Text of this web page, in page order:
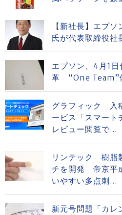
【新社長】エプ
氏が代表取締役
エプソン、4月1
革 “One Team”
グラフィック 入
ービス「スマート
レビュー閲覧で...
リンテック 樹脂
チを開発 帝京平
いやすい多点刺...
新元号問題「カレ